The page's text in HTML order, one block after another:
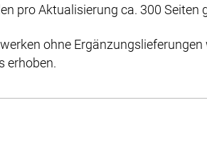
pro Aktualisierung ca. 300 Seiten
ohne
erhoben.